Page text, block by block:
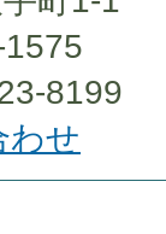
8199
わせ